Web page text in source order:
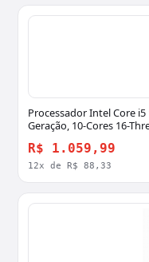
Processador Intel Core i5
Geração, 10-Cores 16-
R$ 1.059,99
12x de R$ 88,33